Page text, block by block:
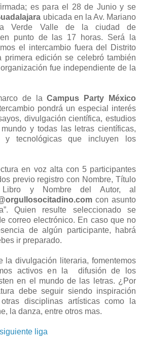
es para el 28 de Junio y se
ubicada en la Av. Mariano
Verde Valle de la ciudad de
punto de las 17
horas. Será la
el intercambio fuera del Distrito
primera edición se celebró también
fue independiente de la
de laCampus Party México
pondrá un especial interés
divulgación científica, estudios
y todas las letras científicas,
y tecnológicas que incluyen los
en voz alta con 5 participantes
previo registrocon Nombre, Título
y Nombre del Autor, al
con asunto
Quien resulte seleccionado se
correo electrónico. En caso que no
de algún participante,
habrá
ir preparado.
la divulgación literaria, fomentemos
activos en la difusión de los
en el mundo de las letras. ¿Por
debe seguir siendo inspiración
disciplinas artísticas como la
la danza, entre otros mas.
siguiente liga